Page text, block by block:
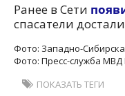
Ранее в Сети
спасатели
Фото: Западно-
Фото: Пресс-служба МВД
ПОКАЗАТЬ ТЕГИ